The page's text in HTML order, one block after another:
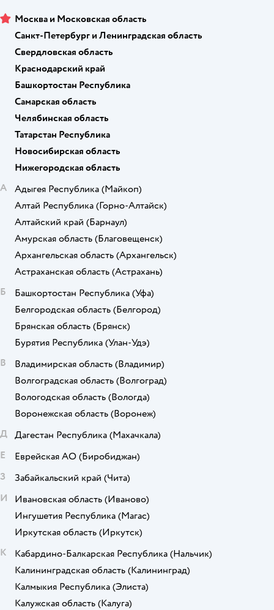
Москва и Московская область
Санкт-Петербург и Ленинградская область
Свердловская область
Краснодарский край
Башкортостан Республика
Самарская область
Челябинская область
Татарстан Республика
Новосибирская область
Нижегородская область
А
Адыгея Республика (Майкоп)
Алтай Республика (Горно-Алтайск)
Алтайский край (Барнаул)
Амурская область (Благовещенск)
Архангельская область (Архангельск)
Астраханская область (Астрахань)
Б
Башкортостан Республика (Уфа)
Белгородская область (Белгород)
Брянская область (Брянск)
Бурятия Республика (Улан-Удэ)
В
Владимирская область (Владимир)
Волгоградская область (Волгоград)
Вологодская область (Вологда)
Воронежская область (Воронеж)
Д Дагестан Республика (Махачкала)
Е
Еврейская АО (Биробиджан)
З
Забайкальский край (Чита)
И
Ивановская область (Иваново)
Ингушетия Республика (Магас)
Иркутская область (Иркутск)
К
Кабардино-Балкарская Республика (Нальчик)
Калининградская область (Калининград)
Калмыкия Республика (Элиста)
Калужская область (Калуга)